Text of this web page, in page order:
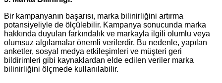
Bir kampanyanın başarısı, marka bilinirliğini artırma
potansiyeliyle de ölçülebilir. Kampanya sonucunda marka
hakkında duyulan farkındalık ve markayla ilgili olumlu veya
olumsuz algılamalar önemli verilerdir. Bu nedenle, yapılan
anketler, sosyal medya etkileşimleri ve müşteri geri
bildirimleri gibi kaynaklardan elde edilen veriler marka
bilinirliğini ölçmede kullanılabilir.